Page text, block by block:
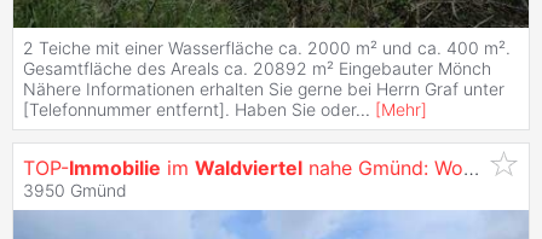
2 Teiche mit einer Wasserfläche ca. 2000 m² und ca. 400 m².
Gesamtfläche des Areals ca. 20892 m² Eingebauter Mönch
Nähere Informationen erhalten Sie gerne bei Herrn Graf unter
[Telefonnummer entfernt]. Haben Sie oder... [Mehr]
TOP-Immobilie im Waldviertel nahe Gmünd: Wohnen & Arbeiten perfekt vereint
3950 Gmünd